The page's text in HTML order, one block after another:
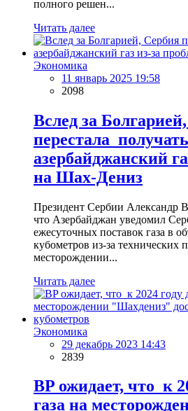
полного решен...
Читать далее
Экономика
11 январь 2025 19:58
2098
Вслед за
перестала получать
азербайджанский
на Шах-Дениз
Президент Сербии Александр
что Азербайджан уведомил
ежесуточных поставок газа в
кубометров из-за технических
месторождении...
Читать далее
Экономика
29 декабрь 2023 14:43
2839
BP ожидает, что к
газа на